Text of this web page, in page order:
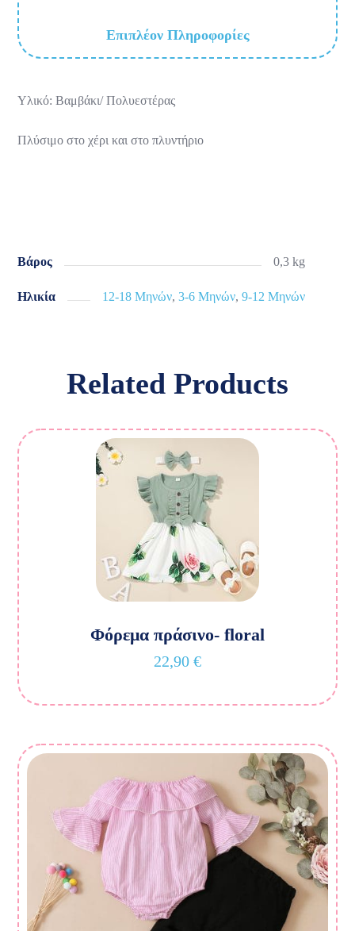
Επιπλέον Πληροφορίες
Υλικό: Βαμβάκι/ Πολυεστέρας
Πλύσιμο στο χέρι και στο πλυντήριο
Βάρος 0,3 kg
Ηλικία 12-18 Μηνών,3-6 Μηνών,9-12 Μηνών
Related Products
Φόρεμα πράσινο- floral
22,90 €